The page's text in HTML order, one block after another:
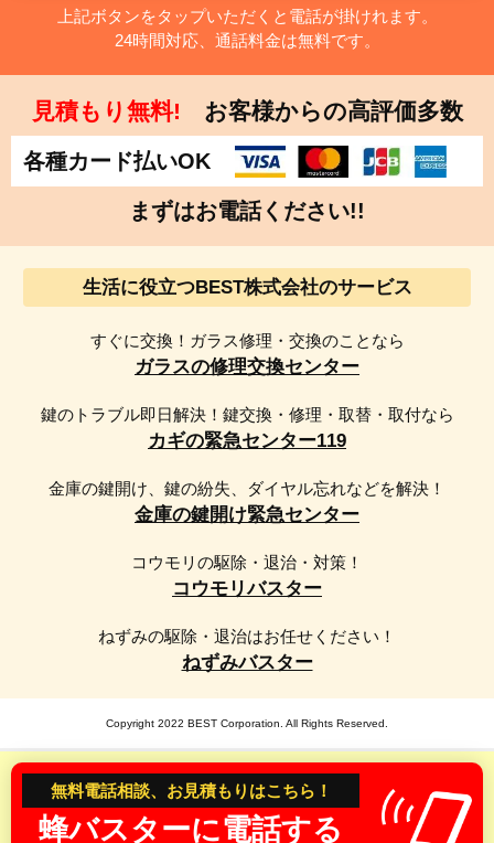
【千葉県】千葉市・中央区・花見川区・稲毛区・若葉区・
緑区・美浜区・銚子市・市川市・船橋市・館山市・木更津
市・松戸市・野田市・茂原市・成田市・佐倉市・東金市・
旭市・習志野市・柏市・勝浦市・市原市・流山市・八千代
市・我孫子市・鴨川市・鎌ケ谷市・君津市・富津市・浦安
市・四街道市・袖ケ浦市・八街市・印西市・白井市・富里
市・南房総市・匝瑳市・香取市・山武市・いすみ市・大網
白里市・酒々井町・栄町・神崎町・多古町・東庄町・九十
央区・桜区・浦和区・南区・緑区・岩槻区・川越市・熊谷
市・川口市・行田市・秩父市・所沢市・飯能市・加須市・
深谷市・上尾市・草加市・越谷市・蕨市・戸田市・入間
市・朝霞市・志木市・和光市・新座市・桶川市・久喜市・
手市・鶴ヶ島市・日高市・吉川市・ふじみ野市・白岡市・
伊奈町・三芳町・毛呂山町・越生町・滑川町・嵐山町・小
川町・川島町・吉見町・鳩山町・ときがわ町・横瀬町・皆
野町・長瀞町・小鹿野町・東秩父村・美里町・神川町・上
【京都府】京都市・北区・上京区・左京区・中京区・東山
丹市・木津川市・町村・乙訓郡・大山崎町・久世郡・久御
山町・綴喜郡・井手町・宇治田原町・相楽郡・笠置町・和
束町・精華町・南山城村・船井郡・京丹波町・与謝郡・伊
上記ボタンをタップいただくと電話が掛けれます。
24時間対応、通話料金は無料です。
見積もり無料! お客様からの高評価多数
各種カード払いOK
まずはお電話ください!!
生活に役立つBEST株式会社のサービス
すぐに交換！ガラス修理・交換のことなら
ガラスの修理交換センター
鍵のトラブル即日解決！鍵交換・修理・取替・取付なら
カギの緊急センター119
金庫の鍵開け、鍵の紛失、ダイヤル忘れなどを解決！
金庫の鍵開け緊急センター
コウモリの駆除・退治・対策！
コウモリバスター
ねずみの駆除・退治はお任せください！
ねずみバスター
Copyright 2022 BEST Corporation. All Rights Reserved.
無料電話相談、お見積もりはこちら！
蜂バスターに電話する